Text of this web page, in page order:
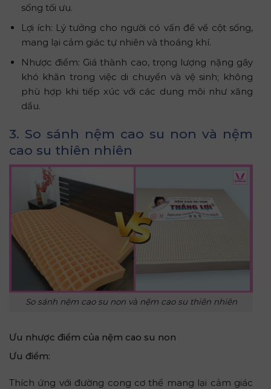
sống tối ưu.
Lợi ích: Lý tưởng cho người có vấn đề về cột sống,
mang lại cảm giác tự nhiên và thoáng khí.
Nhược điểm: Giá thành cao, trọng lượng nặng gây
khó khăn trong việc di chuyển và vệ sinh; không
phù hợp khi tiếp xúc với các dung môi như xăng
dầu.
3. So sánh nệm cao su non và nệm
cao su thiên nhiên
So sánh nệm cao su non và nệm cao su thiên nhiên
Ưu nhược điểm của nệm cao su non
Ưu điểm:
Thích ứng với đường cong cơ thể mang lại cảm giác